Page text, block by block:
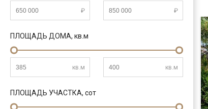
₽ ₽
ПЛОЩАДЬ ДОМА, кв.м
кв.м кв.м
ПЛОЩАДЬ УЧАСТКА, сот